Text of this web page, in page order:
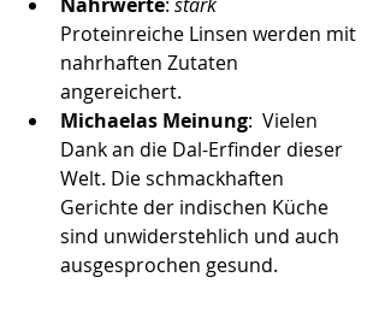
Proteinreiche Linsen werden mit
nahrhaften Zutaten
angereichert.
Michaelas Meinung:  Vielen
Dank an die Dal-Erfinder dieser
Welt. Die schmackhaften
Gerichte der indischen Küche
sind unwiderstehlich und auch
ausgesprochen gesund.